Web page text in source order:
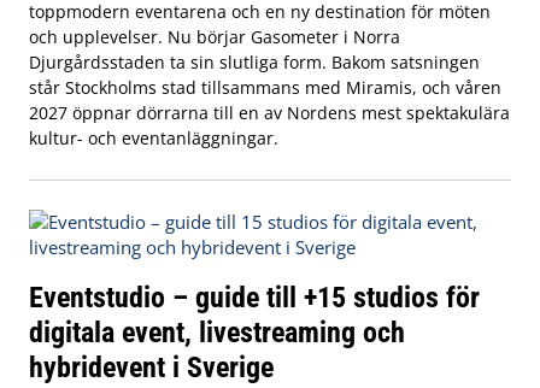
toppmodern eventarena och en ny destination för möten
och upplevelser. Nu börjar Gasometer i Norra
Djurgårdsstaden ta sin slutliga form. Bakom satsningen
står Stockholms stad tillsammans med Miramis, och våren
2027 öppnar dörrarna till en av Nordens mest spektakulära
kultur- och eventanläggningar.
Eventstudio – guide till +15 studios för
digitala event, livestreaming och
hybridevent i Sverige